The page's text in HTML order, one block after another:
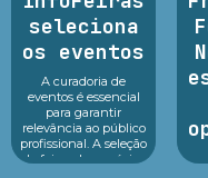
seleciona
os eventos
A curadoria de
eventos é essencial
para garantir
relevância ao público
profissional. A seleção
de feiras de negócios